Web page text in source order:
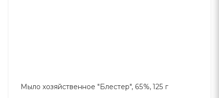
Мыло хозяйственное "Блестер", 65%, 125 г